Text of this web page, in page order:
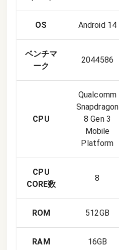
OS Android 14
ベンチマ
ーク
2044586
CPU
Qualcomm
Snapdragon
8 Gen 3
Mobile
Platform
CPU
CORE数
8
ROM 512GB
RAM 16GB